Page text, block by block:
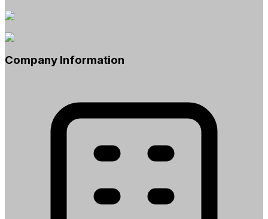
Company Information